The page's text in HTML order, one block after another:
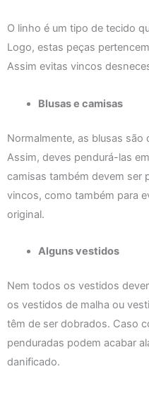
O linho é um tipo de tecido
Logo, estas peças
Assim evitas vincos
Blusas e camisas
Normalmente, as blusas são
Assim, deves pendurá-las
camisas também devem ser
vincos, como também para
original.
Alguns vestidos
Nem todos os vestidos
os vestidos de malha ou
têm de ser dobrados. Caso
penduradas podem acabar
danificado.